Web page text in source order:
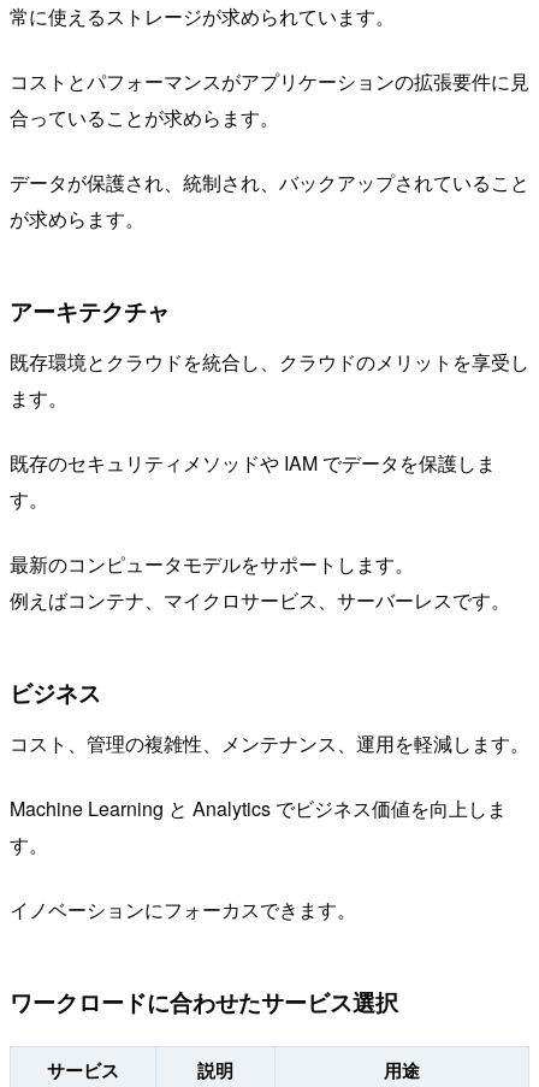
常に使えるストレージが求められています。
コストとパフォーマンスがアプリケーションの拡張要件に見
合っていることが求めらます。
データが保護され、統制され、バックアップされていること
が求めらます。
アーキテクチャ
既存環境とクラウドを統合し、クラウドのメリットを享受し
ます。
既存のセキュリティメソッドや IAM でデータを保護しま
す。
最新のコンピュータモデルをサポートします。
例えばコンテナ、マイクロサービス、サーバーレスです。
ビジネス
コスト、管理の複雑性、メンテナンス、運用を軽減します。
Machine Learning と Analytics でビジネス価値を向上しま
す。
イノベーションにフォーカスできます。
ワークロードに合わせたサービス選択
サービス 説明 用途